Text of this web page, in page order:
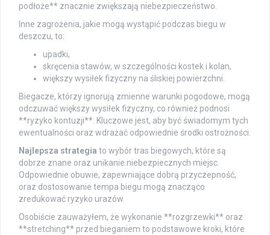
podłoże** znacznie zwiększają niebezpieczeństwo.
Inne zagrożenia, jakie mogą wystąpić podczas biegu w
deszczu, to:
upadki,
skręcenia stawów, w szczególności kostek i kolan,
większy wysiłek fizyczny na śliskiej powierzchni.
Biegacze, którzy ignorują zmienne warunki pogodowe, mogą
odczuwać większy wysiłek fizyczny, co również podnosi
**ryzyko kontuzji**. Kluczowe jest, aby być świadomym tych
ewentualności oraz wdrażać odpowiednie środki ostrożności.
Najlepsza strategia to wybór tras biegowych, które są
dobrze znane oraz unikanie niebezpiecznych miejsc.
Odpowiednie obuwie, zapewniające dobrą przyczepność,
oraz dostosowanie tempa biegu mogą znacząco
zredukować ryzyko urazów.
Osobiście zauważyłem, że wykonanie **rozgrzewki** oraz
**stretching** przed bieganiem to podstawowe kroki, które